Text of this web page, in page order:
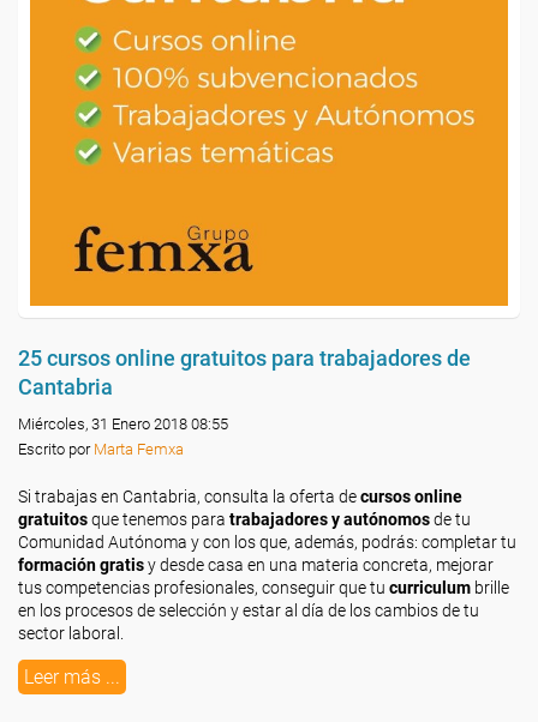
25 cursos online gratuitos para trabajadores de
Cantabria
Miércoles, 31 Enero 2018 08:55
Escrito por Marta Femxa
Si trabajas en Cantabria, consulta la oferta decursos online
gratuitosque tenemos para trabajadores y autónomosde tu
Comunidad Autónoma y con los que, además, podrás: completar tu
formación gratisy desde casa en una materia concreta, mejorar
tus competencias profesionales, conseguir que tu curriculum brille
en los procesos de selección y estar al día de los cambios de tu
sector laboral.
Leer más ...